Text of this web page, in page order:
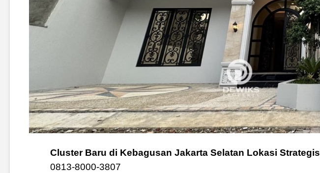
Cluster Baru di Kebagusan Jakarta Selatan Lokasi Strategis
0813-8000-3807